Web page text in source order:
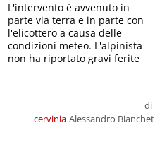
cervinia
di
Alessandro Bianchet
L'intervento è avvenuto in
parte via terra e in parte con
l'elicottero a causa delle
condizioni meteo. L'alpinista
non ha riportato gravi ferite